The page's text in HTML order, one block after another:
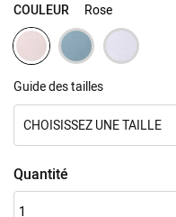
COULEUR Rose
Guide des tailles
CHOISISSEZ UNE TAILLE
Quantité